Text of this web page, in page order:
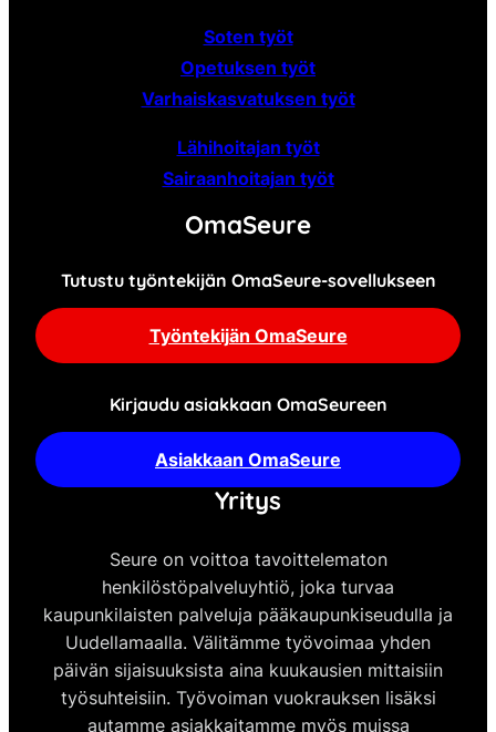
Soten työt
Opetuksen työt
Varhaiskasvatuksen työt
Lähihoitajan työt
Sairaanhoitajan työt
OmaSeure
Tutustu työntekijän OmaSeure-sovellukseen
Työntekijän OmaSeure
Kirjaudu asiakkaan OmaSeureen
Asiakkaan OmaSeure
Yritys
Seure on voittoa tavoittelematon
henkilöstöpalveluyhtiö, joka turvaa
kaupunkilaisten palveluja pääkaupunkiseudulla ja
Uudellamaalla. Välitämme työvoimaa yhden
päivän sijaisuuksista aina kuukausien mittaisiin
työsuhteisiin. Työvoiman vuokrauksen lisäksi
autamme asiakkaitamme myös muissa